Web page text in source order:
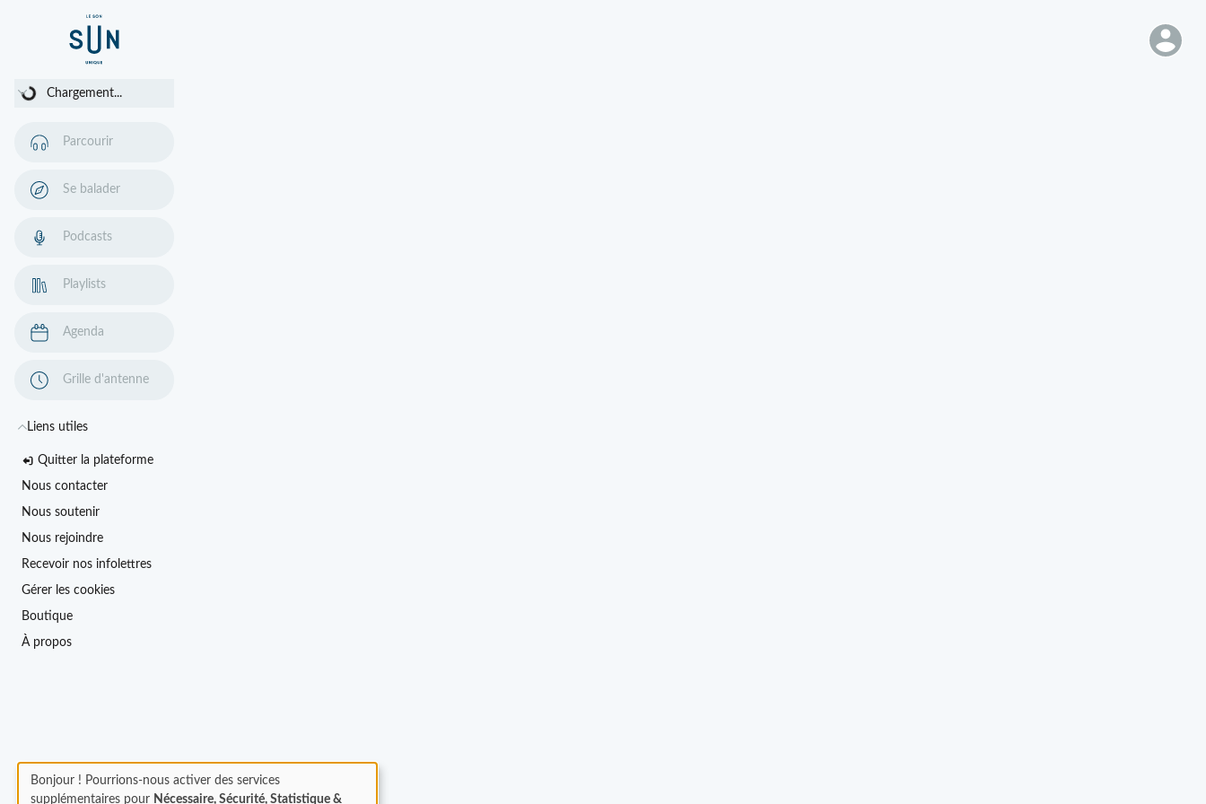
Chargement...
Chargement...
Parcourir
Se balader
Podcasts
Playlists
Agenda
Grille d'antenne
Liens utiles
Quitter la plateforme
Nous contacter
Nous soutenir
Nous rejoindre
Recevoir nos infolettres
Gérer les cookies
Boutique
À propos
Bonjour ! Pourrions-nous activer des services
supplémentaires pour Nécessaire, Sécurité, Statistique &